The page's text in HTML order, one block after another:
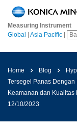
Measuring Instrument
Global
Asia Pacific
Beranda
Solusi
angkasa
Pertanian
&
Pangan
Home Blog
Tersegel Panas
Keamanan dan Kualitas
12/10/2023